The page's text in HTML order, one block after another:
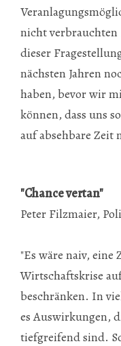
nicht
dieser
nächsten Jahren
haben, bevor wir
können, dass uns
auf absehbare Zeit
"Chance vertan"
Peter Filzmaier,
"Es wäre naiv,
Wirtschaftskrise
beschränken. In
es Auswirkungen,
tiefgreifend sind.